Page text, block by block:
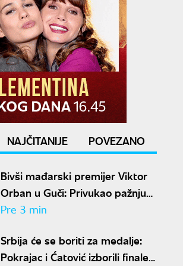
NAJČITANIJE POVEZANO
Bivši mađarski premijer Viktor
Orban u Guči: Privukao pažnju
posetilaca Sabora
Pre 3 min
Srbija će se boriti za medalje:
Pokrajac i Ćatović izborili finale